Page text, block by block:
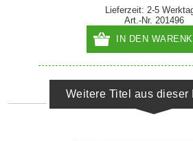
Lieferzeit: 2-5
Art.-Nr. 201496
IN DEN
Weitere Titel aus dieser